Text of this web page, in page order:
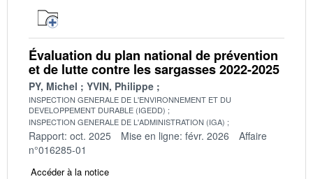
Évaluation du plan national de prévention
et de lutte contre les sargasses 2022-2025
PY, Michel YVIN, Philippe
INSPECTION GENERALE DE L'ENVIRONNEMENT ET DU
DEVELOPPEMENT DURABLE (IGEDD)
INSPECTION GENERALE DE L'ADMINISTRATION (IGA)
Rapport: oct. 2025 Mise en ligne: févr. 2026
Affaire
n°016285-01
Accéder à la notice